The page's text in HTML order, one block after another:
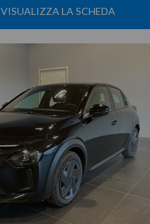
VISUALIZZA LA SCHEDA